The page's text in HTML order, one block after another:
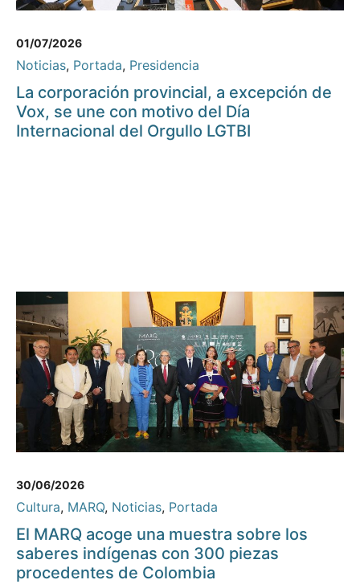
01/07/2026
Noticias, Portada, Presidencia
La corporación provincial, a excepción de
Vox, se une con motivo del Día
Internacional del Orgullo LGTBI
30/06/2026
Cultura, MARQ, Noticias, Portada
El MARQ acoge una muestra sobre los
saberes indígenas con 300 piezas
procedentes de Colombia